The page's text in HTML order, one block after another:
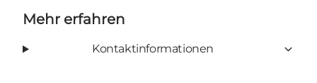
Mehr erfahren
Kontaktinformationen